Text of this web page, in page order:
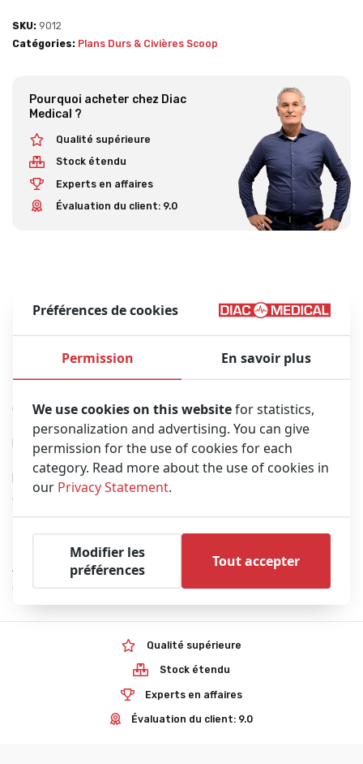
SKU: 9012
Catégories: Plans Durs & Civières Scoop
Pourquoi acheter chez Diac
Medical ?
Qualité supérieure
Stock étendu
Experts en affaires
Évaluation du client: 9.0
Description du produit
GALAXY Plan dur spinale orange
Planche vertébrale en matière plastique à haute résistance.
Il dispose de 12 poignées pour le transport et est livré avec 3
ceintures avec boucle de décrochage rapide (Art. 605 / MEB).
Transparent aux rayons X.
Appareil certifié selon les normes de sécurité harmonisées
européennes UNI EN 1865.
Qualité supérieure
Stock étendu
Experts en affaires
Évaluation du client: 9.0
Préférences de cookies
Permission En savoir plus
We use cookies on this websitefor statistics,
personalization and advertising. You can give
permission for the use of cookies for each
category. Read more about the use of cookies in
our Privacy Statement.
Modifier les
préférences
Tout accepter